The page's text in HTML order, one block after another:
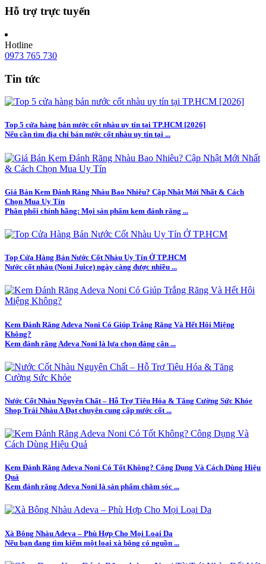
Hỗ trợ trực tuyến
Hotline
0973 765 730
Tin tức
Top 5 cửa hàng bán nước cốt nhàu uy tín tại TP.HCM [2026]
Nếu cần tìm địa chỉ bán nước cốt nhàu uy tín tại ...
Giá Bán Kem Đánh Răng Nhàu Bao Nhiêu? Cập Nhật Mới Nhất & Cách
Chọn Mua Uy Tín
Phân phối chính hãng: Mọi sản phẩm kem đánh răng ...
Top Cửa Hàng Bán Nước Cốt Nhàu Uy Tín Ở TP.HCM
Nước cốt nhàu (Noni Juice) ngày càng được nhiều ...
Kem Đánh Răng Adeva Noni Có Giúp Trắng Răng Và Hết Hôi Miệng
Không?
Kem đánh răng Adeva Noni là lựa chọn đáng cân ...
Nước Cốt Nhàu Nguyên Chất – Hỗ Trợ Tiêu Hóa & Tăng Cường Sức Khỏe
Shop Trái Nhàu A Đạt chuyên cung cấp nước cốt ...
Kem Đánh Răng Adeva Noni Có Tốt Không? Công Dụng Và Cách Dùng Hiệu
Quả
Kem đánh răng Adeva Noni là sản phẩm chăm sóc ...
Xà Bông Nhàu Adeva – Phù Hợp Cho Mọi Loại Da
Nếu bạn đang tìm kiếm một loại xà bông có nguồn ...